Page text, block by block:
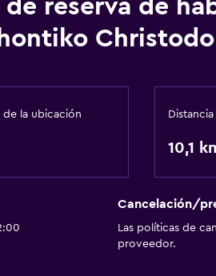
Habitaciones
Almohada sin
Terraza/patio
Parrilla
Terraza
reserva de
de la ubicación
10,1
Cancelación/
Las políticas de
proveedor.